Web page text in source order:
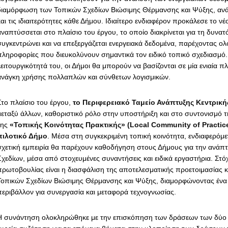
των Τοπικών Σχεδίων Βιώσιμης Θέρμανσης και Ψύξης,
τις ιδιαιτερότητες κάθε Δήμου. Ιδιαίτερο ενδιαφέρον προκάλεσε το
στο πλαίσιο του έργου, το οποίο διακρίνεται για τη
και να επεξεργάζεται ενεργειακά δεδομένα, παρέχοντας
που διευκολύνουν σημαντικά τον ειδικό τοπικό
του, οι Δήμοι θα μπορούν να βασίζονται σε μία ενιαία
χρήσης πολλαπλών και σύνθετων λογισμικών.
πλαίσιο του έργου, το Περιφερειακό Ταμείο Ανάπτυξης
άλλων, καθοριστικό ρόλο στην υποστήριξη και στο συντονισμό
«Τοπικής Κοινότητας Πρακτικής» (Local Community of
Δήμο . Μέσα στη συγκεκριμένη τοπική κοινότητα,
εμπειρία θα παρέχουν καθοδήγηση στους Δήμους για την
μέσα από στοχευμένες συναντήσεις και ειδικά εργαστήρια.
είναι η διασφάλιση της αποτελεσματικής προετοιμασίας
Σχεδίων Βιώσιμης Θέρμανσης και Ψύξης, διαμορφώνοντας ένα
για συνεργασία και μεταφορά τεχνογνωσίας.
συνάντηση ολοκληρώθηκε με την επισκόπηση των δράσεων των δύο